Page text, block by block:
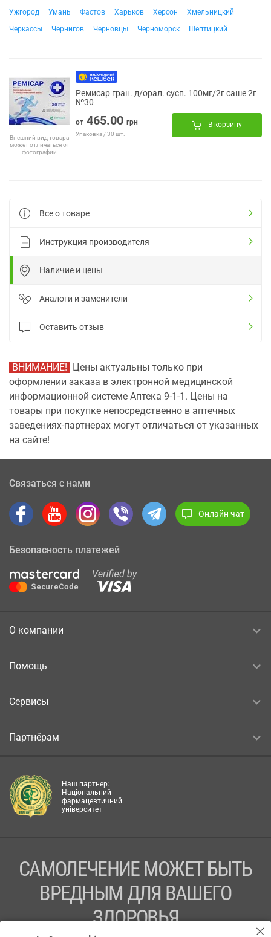
Ужгород
Умань Фастов Харьков Херсон
Хмельницкий
Черкассы
Чернигов Черновцы Черноморск Шептицкий
Внешний вид товара
может отличаться от
фотографии
Ремисар гран. д/орал. сусп. 100мг/2г саше 2г
№30
от 465.00 грн
Упаковка / 30 шт.
В корзину
Все о товаре
Инструкция производителя
Наличие и цены
Аналоги и заменители
Оставить отзыв
ВНИМАНИЕ! Цены актуальны только при
оформлении заказа в электронной медицинской
информационной системе Аптека 9-1-1. Цены на
товары при покупке непосредственно в аптечных
заведениях-партнерах могут отличаться от указанных
на сайте!
Связаться с нами
Онлайн чат
Безопасность платежей
О компании
Помощь
Сервисы
Партнёрам
Наш партнер:
Національний
фармацевтичний
університет
САМОЛЕЧЕНИЕ МОЖЕТ БЫТЬ
ВРЕДНЫМ ДЛЯ ВАШЕГО
ЗДОРОВЬЯ